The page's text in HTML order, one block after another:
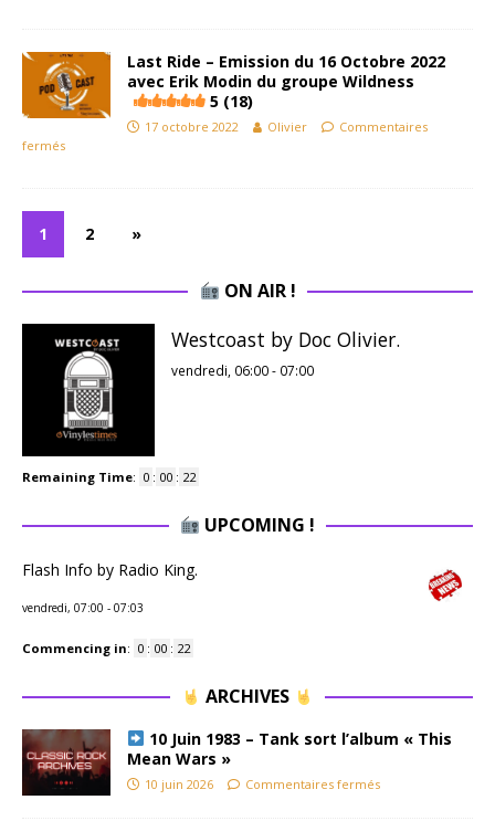
Last Ride – Emission du 16 Octobre 2022
avec Erik Modin du groupe Wildness
5 (18)
17 octobre 2022 Olivier
Commentaires
fermés
1 2 »
ON AIR !
Westcoast by Doc Olivier.
vendredi, 06:00- 07:00
Remaining Time: 0 : 00 : 21
UPCOMING !
Flash Info by Radio King.
vendredi, 07:00 - 07:03
Commencing in: 0 : 00 : 21
ARCHIVES
10 Juin 1983 – Tank sort l’album « This
Mean Wars »
10 juin 2026 Commentaires fermés